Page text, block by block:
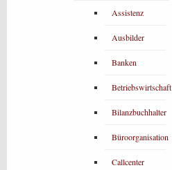
Assistenz
Ausbilder
Banken
Betriebswirtschaft
Bilanzbuchhalter
Büroorganisation
Callcenter